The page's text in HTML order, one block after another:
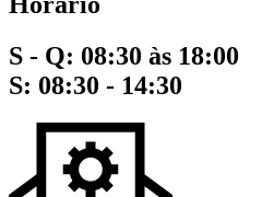
S - Q: 08:30 às 18:00
S: 08:30 - 14:30